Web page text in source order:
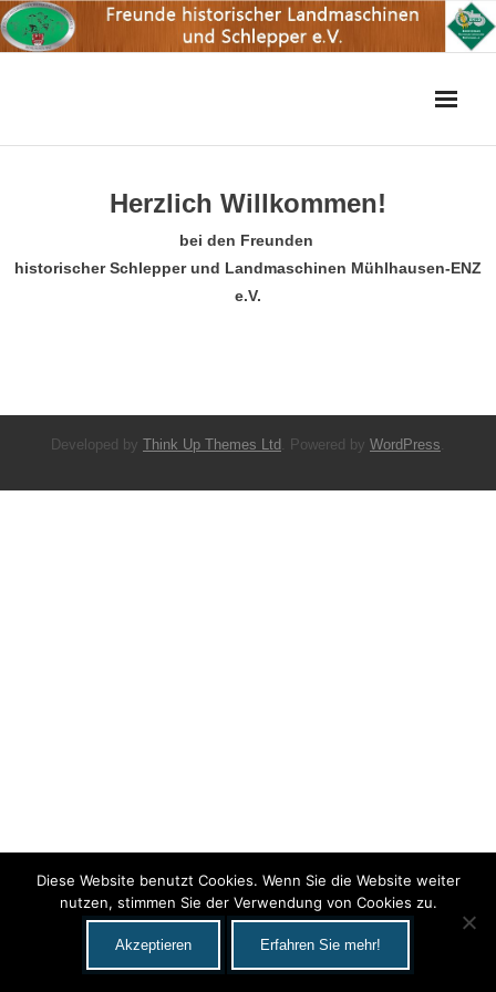
Skip
to
Herzlich Willkommen!
bei den Freunden
historischer Schlepper und Landmaschinen Mühlhausen-ENZ
e.V.
Developed by Think Up Themes Ltd . Powered by WordPress.
Diese Website benutzt Cookies. Wenn Sie die Website weiter
nutzen, stimmen Sie der Verwendung von Cookies zu.
Akzeptieren Erfahren Sie mehr!